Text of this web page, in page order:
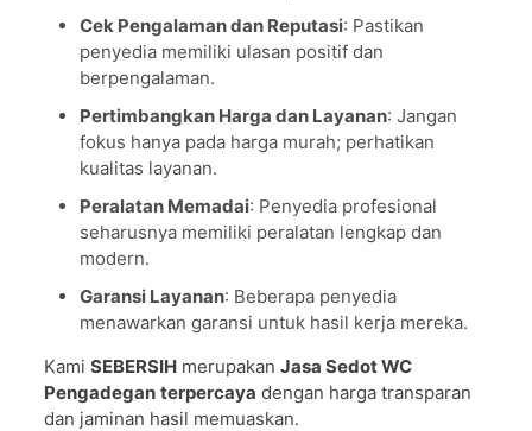
Cek Pengalaman dan Reputasi: Pastikan
penyedia memiliki ulasan positif dan
berpengalaman.
Pertimbangkan Harga dan Layanan: Jangan
fokus hanya pada harga murah; perhatikan
kualitas layanan.
Peralatan Memadai: Penyedia profesional
seharusnya memiliki peralatan lengkap dan
modern.
Garansi Layanan: Beberapa penyedia
menawarkan garansi untuk hasil kerja mereka.
Kami SEBERSIHmerupakan Jasa Sedot WC
Pengadegan terpercaya dengan harga transparan
dan jaminan hasil memuaskan.